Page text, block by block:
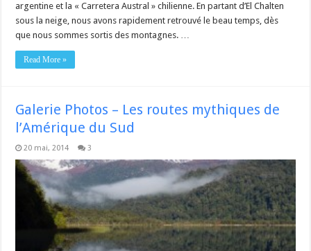
argentine et la « Carretera Austral » chilienne. En partant d’El Chalten
sous la neige, nous avons rapidement retrouvé le beau temps, dès
que nous sommes sortis des montagnes. …
Read More »
Galerie Photos – Les routes mythiques de
l’Amérique du Sud
20 mai, 2014 3